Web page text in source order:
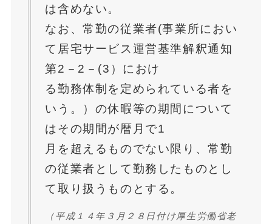
は含めない。
なお、常勤の従業者(事業所におい
て居宅サービス運営基準解釈通知
第2－2－(3）におけ
る勤務体制を定められている者を
いう。）の休暇等の期間について
はその期間が暦月で1
月を超えるものでない限り、常勤
の従業者として勤務したものとし
て取り扱うものとする。
（平成１４年３月２８日付け厚生労働省老